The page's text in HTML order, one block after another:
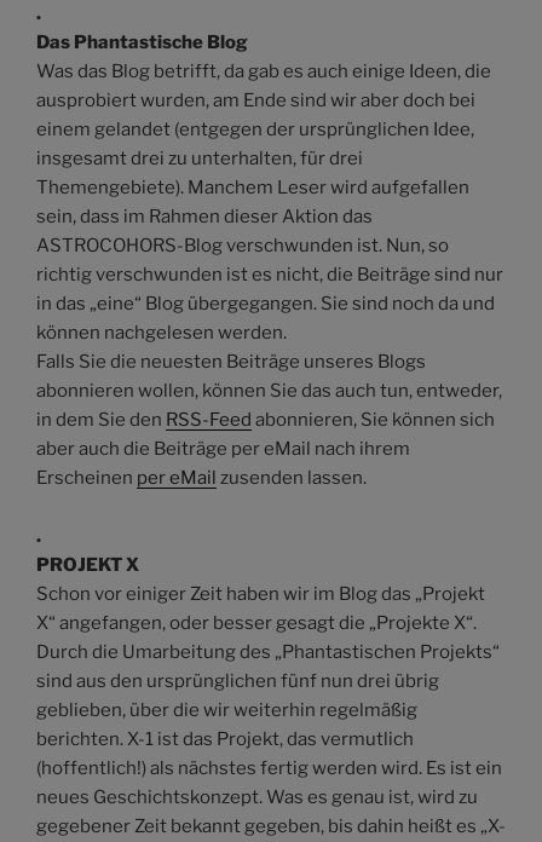
.
Das Phantastische Blog
Was das Blog betrifft, da gab es auch einige Ideen, die
ausprobiert wurden, am Ende sind wir aber doch bei
einem gelandet (entgegen der ursprünglichen Idee,
insgesamt drei zu unterhalten, für drei
Themengebiete). Manchem Leser wird aufgefallen
sein, dass im Rahmen dieser Aktion das
ASTROCOHORS-Blog verschwunden ist. Nun, so
richtig verschwunden ist es nicht, die Beiträge sind nur
in das „eine“ Blog übergegangen. Sie sind noch da und
können nachgelesen werden.
Falls Sie die neuesten Beiträge unseres Blogs
abonnieren wollen, können Sie das auch tun, entweder,
in dem Sie den RSS-Feed abonnieren, Sie können sich
aber auch die Beiträge per eMail nach ihrem
Erscheinen per eMail zusenden lassen.
.
PROJEKT X
Schon vor einiger Zeit haben wir im Blog das „Projekt
X“ angefangen, oder besser gesagt die „Projekte X“.
Durch die Umarbeitung des „Phantastischen Projekts“
sind aus den ursprünglichen fünf nun drei übrig
geblieben, über die wir weiterhin regelmäßig
berichten. X-1 ist das Projekt, das vermutlich
(hoffentlich!) als nächstes fertig werden wird. Es ist ein
neues Geschichtskonzept. Was es genau ist, wird zu
gegebener Zeit bekannt gegeben, bis dahin heißt es „X-